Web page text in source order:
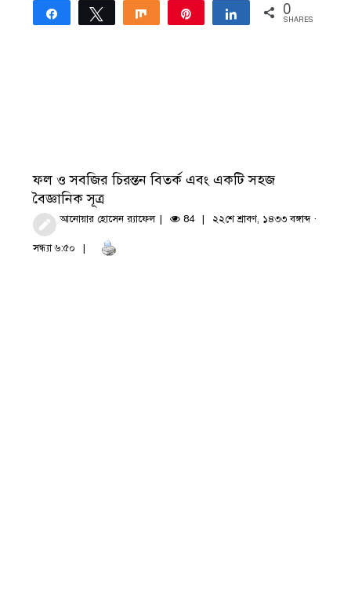
Share Tweet Share Share 0
SHARES
ফল ও সবজির চিরন্তন বিতর্ক এবং একটি সহজ
বৈজ্ঞানিক সূত্র
আনোয়ার হোসেন র‍্যাফেল 84 ২২শে শ্রাবণ, ১৪৩৩ বঙ্গাব্দ ·
সন্ধ্যা ৬:৫০